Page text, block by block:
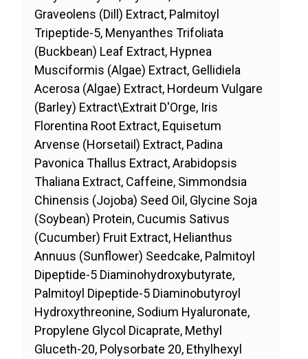
Graveolens (Dill) Extract, Palmitoyl
Tripeptide-5, Menyanthes Trifoliata
(Buckbean) Leaf Extract, Hypnea
Musciformis (Algae) Extract, Gellidiela
Acerosa (Algae) Extract, Hordeum Vulgare
(Barley) Extract\Extrait D'Orge, Iris
Florentina Root Extract, Equisetum
Arvense (Horsetail) Extract, Padina
Pavonica Thallus Extract, Arabidopsis
Thaliana Extract, Caffeine, Simmondsia
Chinensis (Jojoba) Seed Oil, Glycine Soja
(Soybean) Protein, Cucumis Sativus
(Cucumber) Fruit Extract, Helianthus
Annuus (Sunflower) Seedcake, Palmitoyl
Dipeptide-5 Diaminohydroxybutyrate,
Palmitoyl Dipeptide-5 Diaminobutyroyl
Hydroxythreonine, Sodium Hyaluronate,
Propylene Glycol Dicaprate, Methyl
Gluceth-20, Polysorbate 20, Ethylhexyl